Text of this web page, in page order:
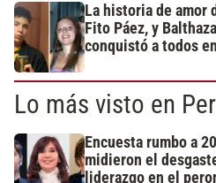
La historia de amor
Fito Páez, y
conquistó a todos
Lo más visto en
Encuesta rumbo a
midieron el
liderazgo en el